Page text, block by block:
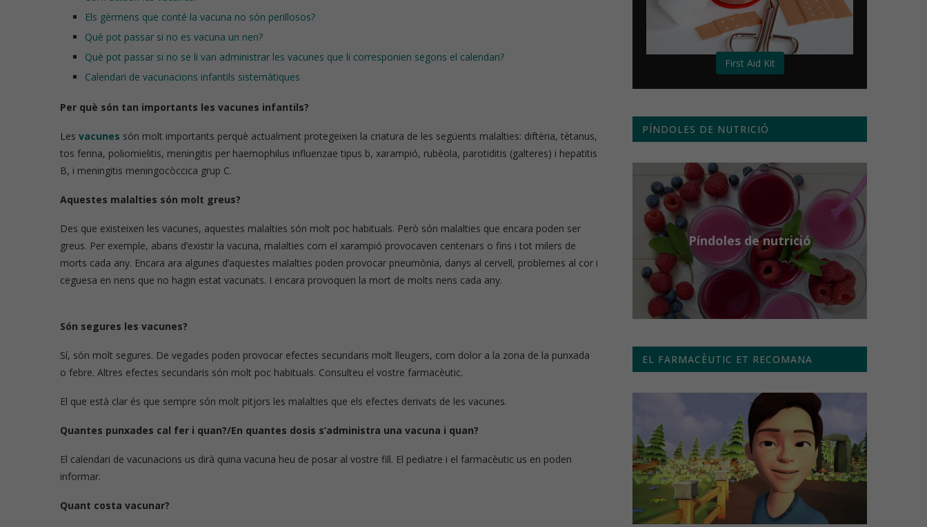
Els gèrmens que conté la vacuna no són perillosos?
Què pot passar si no es vacuna un nen?
Què pot passar si no se li van administrar les vacunes que li corresponien segons el calendari?
Calendari de vacunacions infantils sistemàtiques
Per què són tan importants les vacunes infantils?
Les vacunes són molt importants perquè actualment protegeixen la criatura de les següents malalties: diftèria, tètanus,
tos ferina, poliomielitis, meningitis per haemophilus influenzae tipus b, xarampió, rubèola, parotiditis (galteres) i hepatitis
B, i meningitis meningocòccica grup C.
Aquestes malalties són molt greus?
Des que existeixen les vacunes, aquestes malalties són molt poc habituals. Però són malalties que encara poden ser
greus. Per exemple, abans d’existir la vacuna, malalties com el xarampió provocaven centenars o fins i tot milers de
morts cada any. Encara ara algunes d’aquestes malalties poden provocar pneumònia, danys al cervell, problemes al cor i
ceguesa en nens que no hagin estat vacunats. I encara provoquen la mort de molts nens cada any.
Són segures les vacunes?
Sí, són molt segures. De vegades poden provocar efectes secundaris molt lleugers, com dolor a la zona de la punxada
o febre. Altres efectes secundaris són molt poc habituals. Consulteu el vostre farmacèutic.
El que està clar és que sempre són molt pitjors les malalties que els efectes derivats de les vacunes.
Quantes punxades cal fer i quan?/En quantes dosis s’administra una vacuna i quan?
El calendari de vacunacions us dirà quina vacuna heu de posar al vostre fill. El pediatre i el farmacèutic us en poden
informar.
Quant costa vacunar?
First Aid Kit
PÍNDOLES DE NUTRICIÓ
Píndoles de nutrició Píndoles de nutrició Píndoles de nutrició
EL FARMACÈUTIC ET RECOMANA